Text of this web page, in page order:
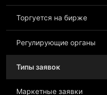
Торгуется на бирже
Регулирующие органы
Типы заявок
Маркетные заявки